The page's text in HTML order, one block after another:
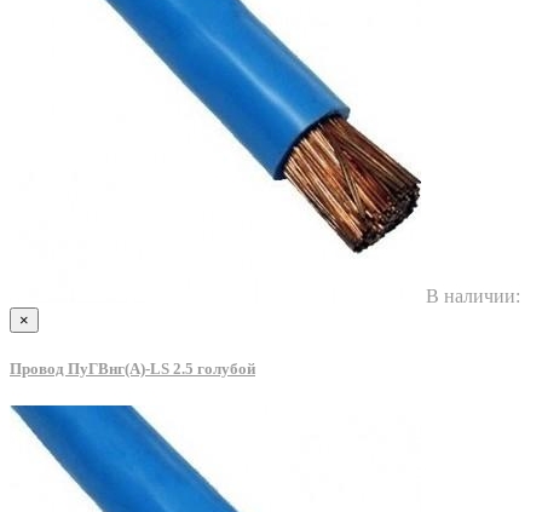
В наличии:
×
Провод ПуГВнг(A)-LS 2.5 голубой